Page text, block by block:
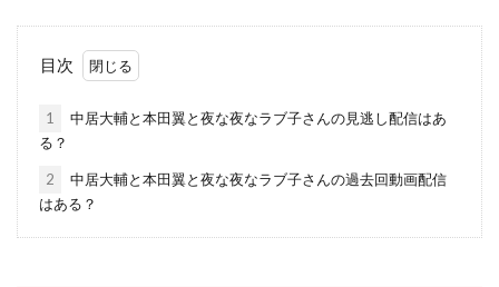
目次
1
中居大輔と本田翼と夜な夜なラブ子さんの見逃し配信はあ
る？
2
中居大輔と本田翼と夜な夜なラブ子さんの過去回動画配信
はある？